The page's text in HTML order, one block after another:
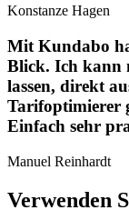
Konstanze Hagen
Mit Kundabo
Blick. Ich kann
lassen, direkt
Tarifoptimierer
Einfach sehr
Manuel Reinhardt
Verwenden